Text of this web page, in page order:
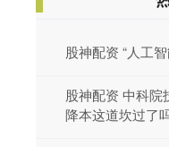
股神配资 “人工
股神配资 中科
降本这道坎过了